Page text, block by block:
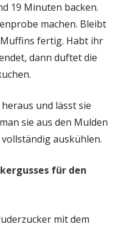
19 Minuten backen.
machen. Bleibt
fertig. Habt ihr
dann duftet die
und lässt sie
sie aus den Mulden
auskühlen.
für den
mit dem